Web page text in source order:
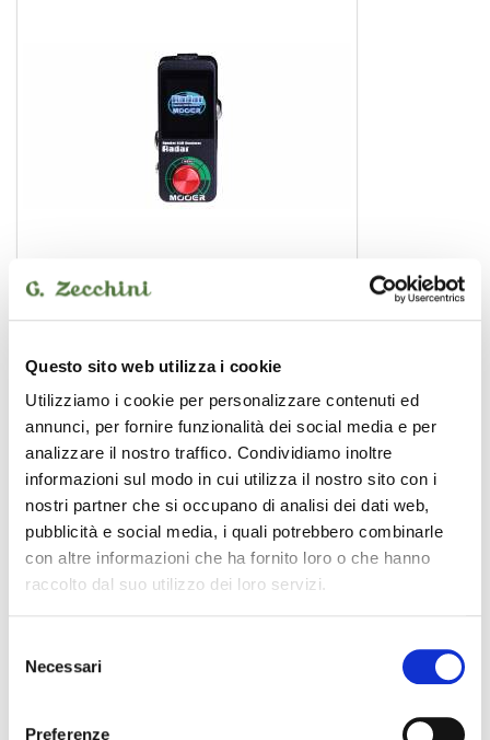
Questo sito web utilizza i cookie
Utilizziamo i cookie per personalizzare contenuti ed
annunci, per fornire funzionalità dei social media e per
analizzare il nostro traffico. Condividiamo inoltre
informazioni sul modo in cui utilizza il nostro sito con i
nostri partner che si occupano di analisi dei dati web,
pubblicità e social media, i quali potrebbero combinarle
con altre informazioni che ha fornito loro o che hanno
raccolto dal suo utilizzo dei loro servizi.
delNecessari
Preferenze
Radar
effetto simulatore
155,00 €
MOOER